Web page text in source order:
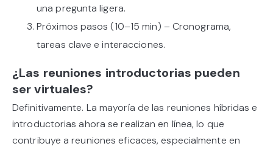
una pregunta ligera.
Próximos pasos (10–15 min) – Cronograma,
tareas clave e interacciones.
¿Las reuniones introductorias pueden
ser virtuales?
Definitivamente. La mayoría de las reuniones híbridas e
introductorias ahora se realizan en línea, lo que
contribuye a reuniones eficaces, especialmente en